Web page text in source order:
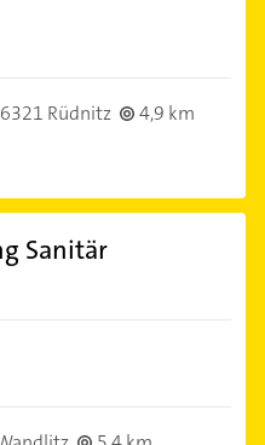
Rüdnitz
4,9 km
Sanitär